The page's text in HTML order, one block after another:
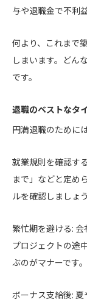
与や退職金で不利
何より、これまで
しまいます。どん
です。
退職のベストなタ
円満退職のために
就業規則を確認す
まで」などと定め
ルを確認しましょう
繁忙期を避ける: 会
プロジェクトの途
ぶのがマナーです。
ボーナス支給後: